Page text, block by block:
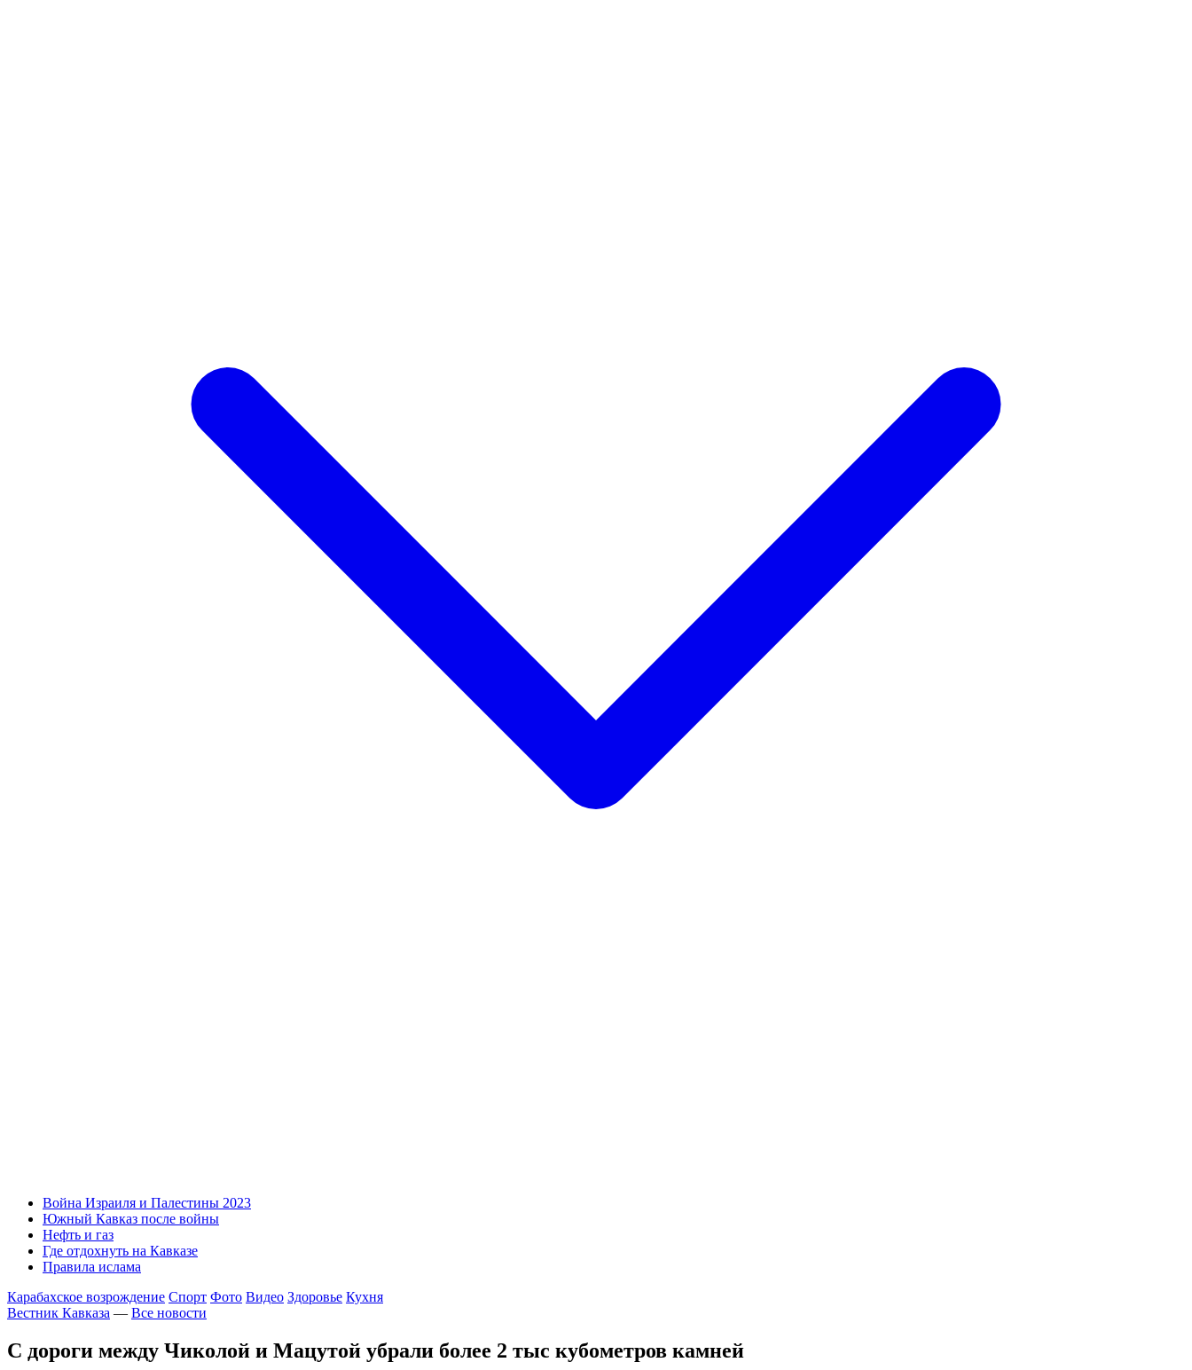
Война Израиля и Палестины 2023
Южный Кавказ после войны
Нефть и газ
Где отдохнуть на Кавказе
Правила ислама
Карабахское возрождение Спорт Фото Видео Здоровье Кухня
Вестник Кавказа — Все новости
С дороги между Чиколой и Мацутой убрали более 2 тыс кубометров камней